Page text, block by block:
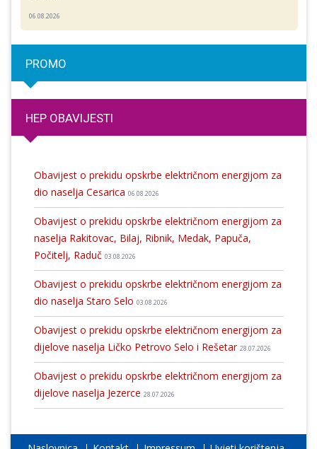
06.08.2026
PROMO
HEP OBAVIJESTI
Obavijest o prekidu opskrbe električnom energijom za
dio naselja Cesarica 06.08.2026
Obavijest o prekidu opskrbe električnom energijom za
naselja Rakitovac, Bilaj, Ribnik, Medak, Papuča,
Počitelj, Raduč 03.08.2026
Obavijest o prekidu opskrbe električnom energijom za
dio naselja Staro Selo 03.08.2026
Obavijest o prekidu opskrbe električnom energijom za
dijelove naselja Ličko Petrovo Selo i Rešetar 28.07.2026
Obavijest o prekidu opskrbe električnom energijom za
dijelove naselja Jezerce 28.07.2026